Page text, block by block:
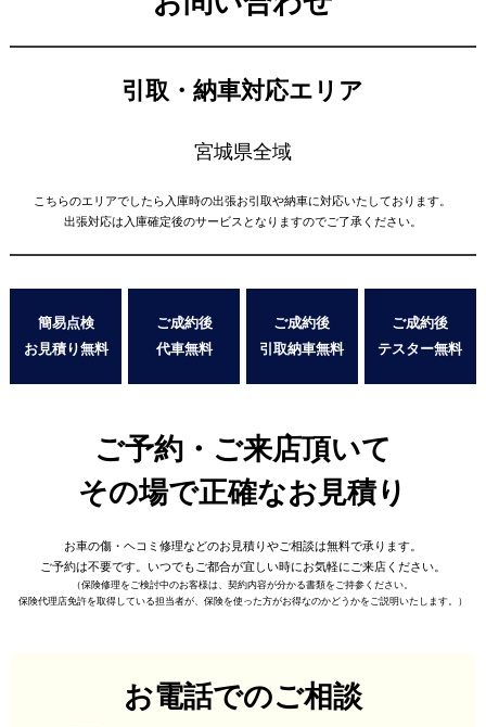
引取・納車対応エリア
宮城県全域
こちらのエリアでしたら入庫時の出張お引取や納車に対応いたしております。
出張対応は入庫確定後のサービスとなりますのでご了承ください。
簡易点検
お見積り無料
ご成約後
代車無料
ご成約後
引取納車無料
ご成約後
テスター無料
ご予約・ご来店頂いて
その場で正確なお見積り
お車の傷・ヘコミ修理などのお見積りやご相談は無料で承ります。
ご予約は不要です。 いつでもご都合が宜しい時にお気軽にご来店ください。
（保険修理をご検討中のお客様は、契約内容が分かる書類をご持参ください。
保険代理店免許を取得している担当者が、 保険を使った方がお得なのかどうかをご説明いたします。）
お電話でのご相談